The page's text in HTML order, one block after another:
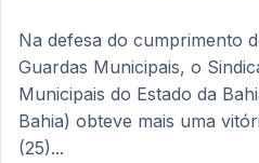
Na defesa do cumprimento
Guardas Municipais, o
Municipais do Estado da
Bahia) obteve mais uma
(25)...